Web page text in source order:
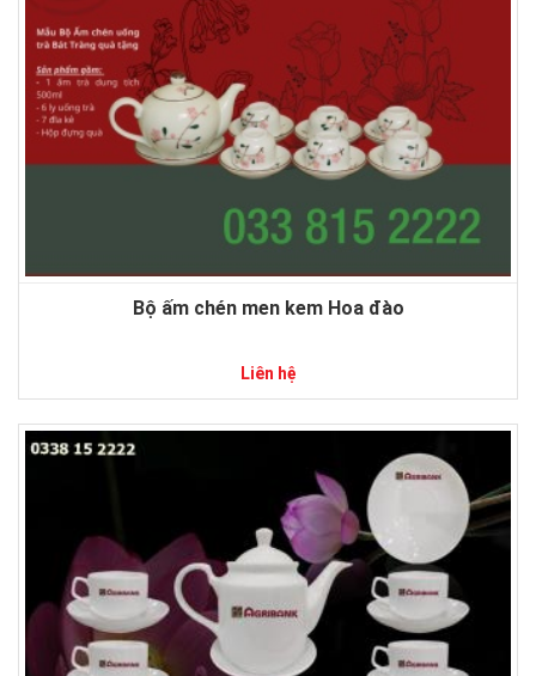
Bộ ấm chén men kem Hoa đào
Liên hệ